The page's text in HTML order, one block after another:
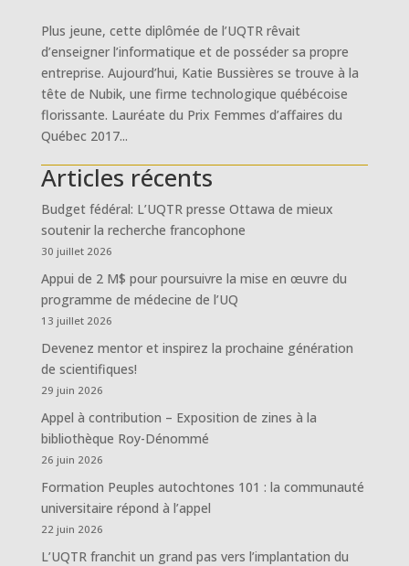
Plus jeune, cette diplômée de l’UQTR rêvait
d’enseigner l’informatique et de posséder sa propre
entreprise. Aujourd’hui, Katie Bussières se trouve à la
tête de Nubik, une firme technologique québécoise
florissante. Lauréate du Prix Femmes d’affaires du
Québec 2017...
Articles récents
Budget fédéral: L’UQTR presse Ottawa de mieux
soutenir la recherche francophone
30 juillet 2026
Appui de 2 M$ pour poursuivre la mise en œuvre du
programme de médecine de l’UQ
13 juillet 2026
Devenez mentor et inspirez la prochaine génération
de scientifiques!
29 juin 2026
Appel à contribution – Exposition de zines à la
bibliothèque Roy-Dénommé
26 juin 2026
Formation Peuples autochtones 101 : la communauté
universitaire répond à l’appel
22 juin 2026
L’UQTR franchit un grand pas vers l’implantation du